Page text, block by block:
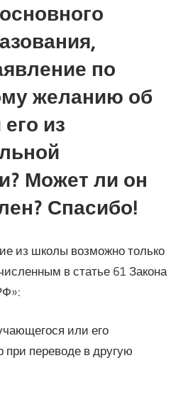
по
желанию об
из
Может ли он
Спасибо!
из школы возможно только
в статье 61 Закона
или его
при переводе в другую